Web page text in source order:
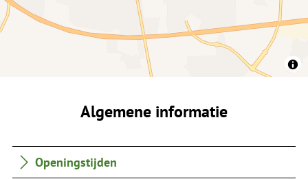
Algemene informatie
Openingstijden